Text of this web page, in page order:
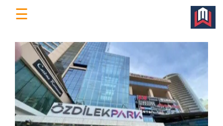
Türkiye'nin
Dijital
Yeri
Platformu
☰